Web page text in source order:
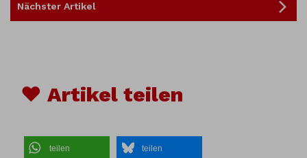
Nächster Artikel
♥ Artikel teilen
teilen teilen